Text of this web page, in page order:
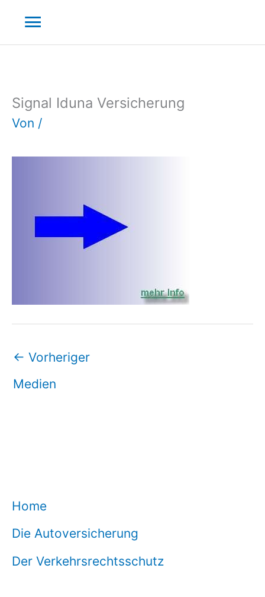
Inhalt
springen
Hauptmenü
Signal Iduna Versicherung
Von /
← Vorheriger
Medien
Home
Die Autoversicherung
Der Verkehrsrechtsschutz